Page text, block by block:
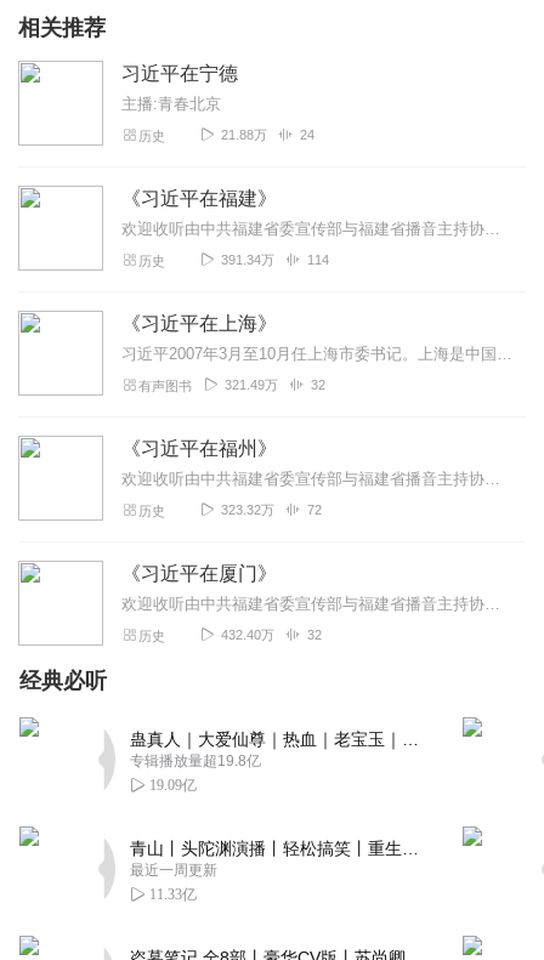
相关推荐
习近平在宁德
主播:青春北京
历史 21.88万 24
《习近平在福建》
欢迎收听由中共福建省委宣传部与福建省播音主持协会会长林慧娟监制，中共中央党校出版社指导，民建福建省委策划，福建省播音主持协会录制，贾际播讲，福建省语林教育咨询有...
历史 391.34万 114
《习近平在上海》
习近平2007年3月至10月任上海市委书记。上海是中国共产党的诞生地、国际性大都市，在我国改革发展稳定中具有重要地位。习近平在特殊时期来到上海，重点抓了市第九次...
有声图书 321.49万 32
《习近平在福州》
欢迎收听由中共福建省委宣传部与福建省播音主持协会会长林慧娟监制，中共中央党校出版社指导，民建福建省委策划，福建省播音主持协会录制，福建省语林教育咨询有限公司...
历史 323.32万 72
《习近平在厦门》
欢迎收听由中共福建省委宣传部与福建省播音主持协会会长林慧娟监制，中共中央党校出版社指导，民建福建省委策划，福建省播音主持协会录制，福建省语林教育咨询有限公司...
历史 432.40万 32
经典必听
专辑播放量超19.8亿
19.09亿
最近一周更新
11.33亿